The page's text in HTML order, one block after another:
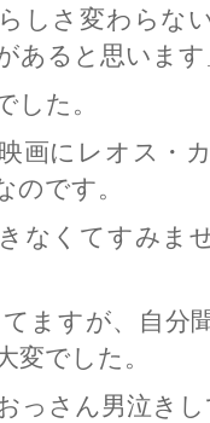
しさ変わら
あると思いま
た。
画にレオス・
です。
なくてすみま
ますが、自分
でした。
っさん男泣き